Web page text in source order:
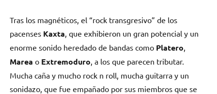
Tras los magnéticos, el “rock transgresivo” de los
pacenses Kaxta , que exhibieron un gran potencial y un
enorme sonido heredado de bandas como Platero
Marea o Extremoduro , a los que parecen tributar.
Mucha caña y mucho rock n roll, mucha guitarra y un
sonidazo, que fue empañado por sus miembros que se